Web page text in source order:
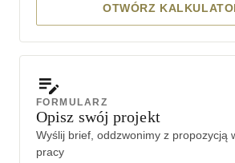
OTWÓRZ
FORMULARZ
Opisz swój projekt
Wyślij brief, oddzwonimy z propozycją
pracy